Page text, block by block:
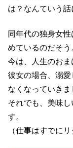
は？なんていう話
同年代の独身女
めているのだそう
今は、人生のおま
彼女の場合、溺
なくなっていきま
それでも、美味
す。
（仕事はすでにリ